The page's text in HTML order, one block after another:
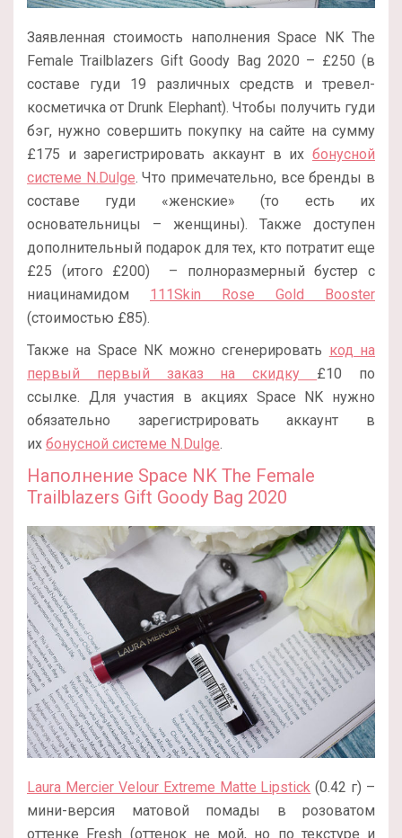
Заявленная стоимость наполнения Space NK The
Female Trailblazers Gift Goody Bag 2020 – £250 (в
составе гуди 19 различных средств и тревел-
косметичка от Drunk Elephant). Чтобы получить гуди
бэг, нужно совершить покупку на сайте на сумму
£175 и зарегистрировать аккаунт в их бонусной
системе N.Dulge. Что примечательно, все бренды в
составе гуди «женские» (то есть их
основательницы – женщины). Также доступен
дополнительный подарок для тех, кто потратит еще
£25 (итого £200) – полноразмерный бустер с
ниацинамидом 111Skin Rose Gold Booster
(стоимостью £85).
Также на Space NK можно сгенерировать код на
первый первый заказ на скидку £10 по
ссылке. Для участия в акциях Space NK нужно
обязательно зарегистрировать аккаунт в
их бонусной системе N.Dulge.
Наполнение Space NK The Female
Trailblazers Gift Goody Bag 2020
Laura Mercier Velour Extreme Matte Lipstick (0.42 г) –
мини-версия матовой помады в розоватом
оттенке Fresh (оттенок не мой, но по текстуре и